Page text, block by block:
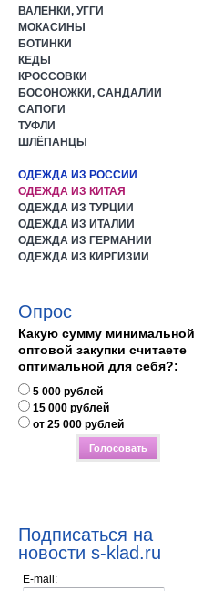
ВАЛЕНКИ, УГГИ
МОКАСИНЫ
БОТИНКИ
КЕДЫ
КРОССОВКИ
БОСОНОЖКИ, САНДАЛИИ
САПОГИ
ТУФЛИ
ШЛЁПАНЦЫ
ОДЕЖДА ИЗ РОССИИ
ОДЕЖДА ИЗ КИТАЯ
ОДЕЖДА ИЗ ТУРЦИИ
ОДЕЖДА ИЗ ИТАЛИИ
ОДЕЖДА ИЗ ГЕРМАНИИ
ОДЕЖДА ИЗ КИРГИЗИИ
Опрос
Какую сумму минимальной
оптовой закупки считаете
оптимальной для себя?:
5 000 рублей
15 000 рублей
от 25 000 рублей
Подписаться на
новости s-klad.ru
E-mail: